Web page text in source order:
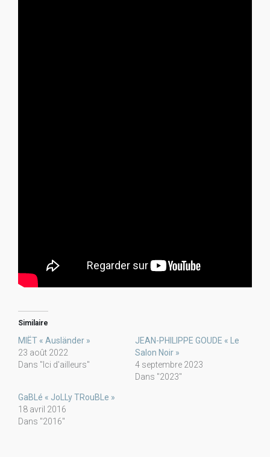
Similaire
MIËT « Ausländer »
23 août 2022
Dans "Ici d'ailleurs"
JEAN-PHILIPPE GOUDE « Le
Salon Noir »
4 septembre 2023
Dans "2023"
GaBLé « JoLLy TRouBLe »
18 avril 2016
Dans "2016"